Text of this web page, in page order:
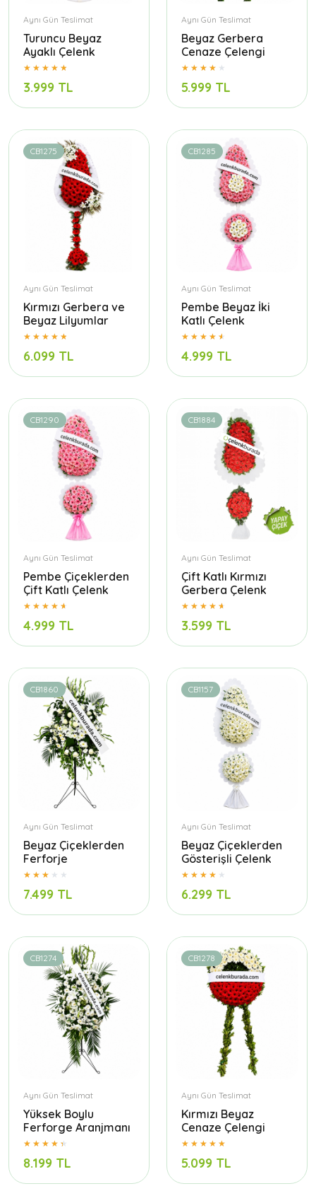
Aynı Gün Teslimat
Turuncu Beyaz
Ayaklı Çelenk
3.999 TL
Aynı Gün Teslimat
Beyaz Gerbera
Cenaze Çelengi
5.999 TL
CB1275
Aynı Gün Teslimat
Kırmızı Gerbera ve
Beyaz Lilyumlar
6.099 TL
CB1285
Aynı Gün Teslimat
Pembe Beyaz İki
Katlı Çelenk
4.999 TL
CB1290
Aynı Gün Teslimat
Pembe Çiçeklerden
Çift Katlı Çelenk
4.999 TL
CB1884
Aynı Gün Teslimat
Çift Katlı Kırmızı
Gerbera Çelenk
3.599 TL
CB1860
Aynı Gün Teslimat
Beyaz Çiçeklerden
Ferforje
7.499 TL
CB1157
Aynı Gün Teslimat
Beyaz Çiçeklerden
Gösterişli Çelenk
6.299 TL
CB1274
Aynı Gün Teslimat
Yüksek Boylu
Ferforge Aranjmanı
8.199 TL
CB1278
Aynı Gün Teslimat
Kırmızı Beyaz
Cenaze Çelengi
5.099 TL